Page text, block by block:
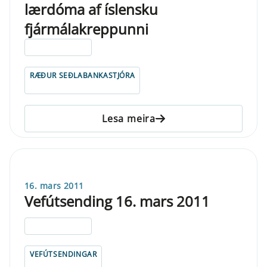
lærdóma af íslensku
fjármálakreppunni
RÆÐUR SEÐLABANKASTJÓRA
Lesa meira
16. mars 2011
Vefútsending 16. mars 2011
VEFÚTSENDINGAR